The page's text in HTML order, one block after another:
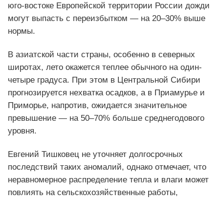
юго-востоке Европейской территории России дожди
могут выпасть с переизбытком — на 20–30% выше
нормы.
В азиатской части страны, особенно в северных
широтах, лето окажется теплее обычного на один-
четыре градуса. При этом в Центральной Сибири
прогнозируется нехватка осадков, а в Приамурье и
Приморье, напротив, ожидается значительное
превышение — на 50–70% больше среднегодового
уровня.
Евгений Тишковец не уточняет долгосрочных
последствий таких аномалий, однако отмечает, что
неравномерное распределение тепла и влаги может
повлиять на сельскохозяйственные работы,